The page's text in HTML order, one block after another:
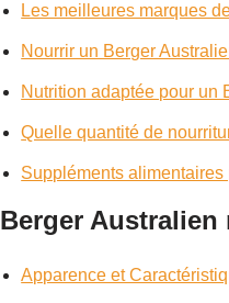
Les meilleures marques
Nourrir un Berger
Nutrition adaptée pour un
Quelle quantité de
Suppléments
Berger Australien
Apparence et